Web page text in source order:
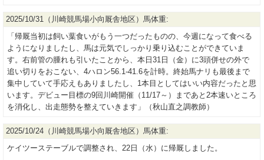
2025/10/31（川崎競馬場小向厩舎地区）馬体重:
「帰厩当初は飼い葉食いがもう一つだったものの、今週になって食べる
ようになりましたし、馬は元気でしっかり乗り込むことができていま
す。右前管の腫れも引いたことから、本日31日（金）に3頭併せの外で
追い切りをおこない、4ハロン56.1-41.6を計時。終始馬ナリも最後まで
集中していて手応えもありましたし、1本目としてはいい内容だったと思
います。デビュー目標の9回川崎開催（11/17～）まであと2本速いところ
を消化し、出走態勢を整えていきます」（秋山直之調教師）
2025/10/24（川崎競馬場小向厩舎地区）馬体重:
ケイツーステーブルで調整され、22日（水）に帰厩しました。